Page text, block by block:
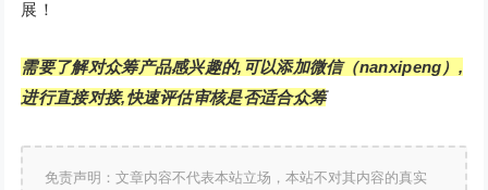
展！
需要了解对众筹产品感兴趣的,可以添加微信（nanxipeng）,
进行直接对接,快速评估审核是否适合众筹
免责声明：文章内容不代表本站立场，本站不对其内容的真实